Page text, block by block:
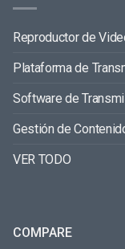
Reproductor de
Plataforma de
Software de
Gestión de
VER TODO
COMPARE